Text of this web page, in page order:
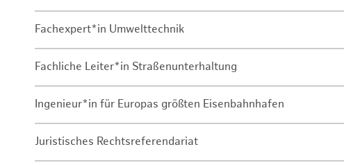
Fachexpert*in Umwelttechnik
Fachliche Leiter*in Straßenunterhaltung
Ingenieur*in für Europas größten Eisenbahnhafen
Juristisches Rechtsreferendariat